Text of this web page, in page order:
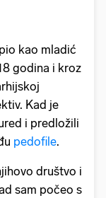
kao mladić
godina i kroz
Kad je
i predložili
pedofile.
društvo i
sam počeo s